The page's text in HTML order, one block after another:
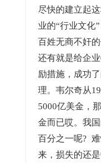
尽快的建立起
业的“行业文化
百姓无商不奸的
还有就是给企
励措施，成功
理。韦尔奇从
5000亿美金，
金而已哎。我
百分之一呢?
来，损失的还是